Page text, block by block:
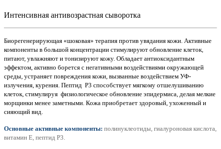
Интенсивная антивозрастная сыворотка
Биорегенерирующая «шоковая» терапия против увядания кожи. Активные
компоненты в большой концентрации стимулируют обновление клеток,
питают, увлажняют и тонизируют кожу. Обладает антиоксидантным
эффектом, активно борется с негативными воздействиями окружающей
среды, устраняет повреждения кожи, вызванные воздействием УФ-
излучения, курения. Пептид Р3 способствует мягкому отшелушиванию
клеток, стимулируя физиологическое обновление эпидермиса, делая мелкие
морщинки менее заметными. Кожа приобретает здоровый, ухоженный и
сияющий вид.
Основные активные компоненты: полинуклеотиды, гиалуроновая кислота,
витамин Е, пептид Р3.